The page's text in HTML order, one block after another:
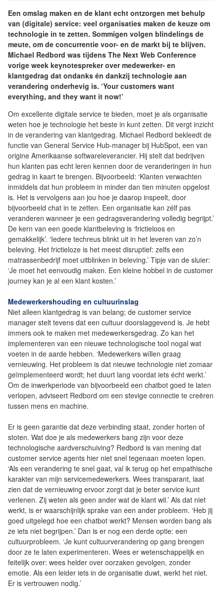
Een omslag maken en de klant echt ontzorgen met behulp
van (digitale) service: veel organisaties maken de keuze om
technologie in te zetten. Sommigen volgen blindelings de
meute, om de concurrentie voor- en de markt bij te blijven.
Michael Redbord was tijdens The Next Web Conference
vorige week keynotespreker over medewerker- en
klantgedrag dat ondanks én dankzij technologie aan
verandering onderhevig is. ‘Your customers want
everything, and they want it now!’
Om excellente digitale service te bieden, moet je als organisatie
weten hoe je technologie het beste in kunt zetten. Dit vergt inzicht
in de verandering van klantgedrag. Michael Redbord bekleedt de
functie van General Service Hub-manager bij HubSpot, een van
origine Amerikaanse softwareleverancier. Hij stelt dat bedrijven
hun klanten pas echt leren kennen door de veranderingen in hun
gedrag in kaart te brengen. Bijvoorbeeld: ‘Klanten verwachten
inmiddels dat hun probleem in minder dan tien minuten opgelost
is. Het is vervolgens aan jou hoe je daarop inspeelt, door
bijvoorbeeld chat in te zetten. Een organisatie kan zélf pas
veranderen wanneer je een gedragsverandering volledig begrijpt.’
De kern van een goede klantbeleving is ‘frictieloos en
gemakkelijk’. ‘Iedere techreus blinkt uit in het leveren van zo’n
beleving. Het frictieloze is het meest disruptief: zelfs een
matrassenbedrijf moet uitblinken in beleving.’ Tipje van de sluier:
‘Je moet het eenvoudig maken. Een kleine hobbel in de customer
journey kan je al een klant kosten.’
Medewerkershouding en cultuurinslag
Niet alleen klantgedrag is van belang; de customer service
manager stelt tevens dat een cultuur doorslaggevend is. Je hebt
immers ook te maken met medewerkersgedrag. Zo kan het
implementeren van een nieuwe technologische tool nogal wat
voeten in de aarde hebben. ‘Medewerkers wíllen graag
vernieuwing. Het probleem is dat nieuwe technologie niet zomaar
geïmplementeerd wordt; het duurt lang voordat iets écht werkt.’
Om de inwerkperiode van bijvoorbeeld een chatbot goed te laten
verlopen, adviseert Redbord om een stevige connectie te creëren
tussen mens en machine.
Er is geen garantie dat deze verbinding staat, zonder horten of
stoten. Wat doe je als medewerkers bang zijn voor deze
technologische aardverschuiving? Redbord is van mening dat
customer service agents hier niet snel tegenaan moeten lopen.
‘Als een verandering te snel gaat, val ik terug op het empathische
karakter van mijn servicemedewerkers. Wees transparant, laat
zien dat de vernieuwing ervoor zorgt dat je beter service kunt
verlenen. Zij weten als geen ander wat de klant wil.’ Als dat niet
werkt, is er waarschijnlijk sprake van een ander probleem. ‘Heb jij
goed uitgelegd hoe een chatbot werkt? Mensen worden bang als
ze iets niet begrijpen.’ Dan is er nog een derde optie: een
cultuurprobleem. ‘Je kunt cultuurverandering op gang brengen
door ze te laten experimenteren. Wees er wetenschappelijk en
feitelijk over: wees helder over oorzaken gevolgen, zonder
emotie. Als een leider iets in de organisatie duwt, werkt het niet.
Er is vertrouwen nodig.’